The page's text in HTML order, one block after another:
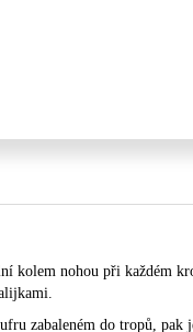
kolem nohou při každém
zabaleném do tropů,